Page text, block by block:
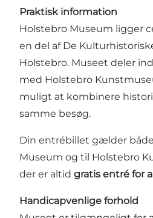
Praktisk information
Holstebro Museum ligger
en del af De
Holstebro. Museet deler
med Holstebro
muligt at kombinere
samme besøg.
Din entrébillet gælder
Museum og til Holstebro
der er altid gratis entré for
Handicapvenlige forhold